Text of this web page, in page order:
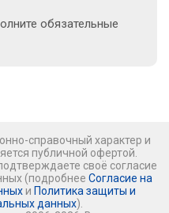
обязательные
справочный характер и
публичной офертой.
своё согласие
(подробнее Согласие на
и Политика защиты и
данных).